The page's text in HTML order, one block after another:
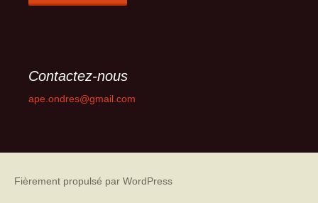
Contactez-nous
ape.ondres@gmail.com
Fièrement propulsé par WordPress